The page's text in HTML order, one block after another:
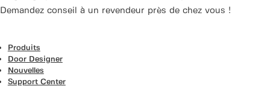
Demandez conseil à un revendeur près de chez vous !
Produits
Door Designer
Nouvelles
Support Center